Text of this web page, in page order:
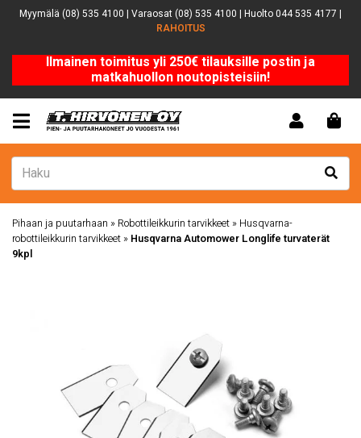
Myymälä (08) 535 4100 | Varaosat (08) 535 4100 | Huolto 044 535 4177 |
RAHOITUS
Ilmainen toimitus yli 250€ tilauksille postin ja
matkahuollon noutopisteisiin!
Pihaan ja puutarhaan » Robottileikkurin tarvikkeet » Husqvarna-
robottileikkurin tarvikkeet » Husqvarna Automower Longlife turvaterät
9kpl